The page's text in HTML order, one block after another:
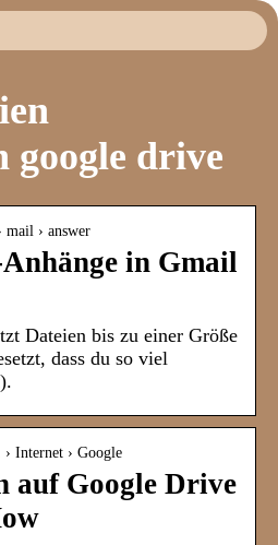
google drive
mail › answer
in Gmail
Dateien bis zu einer Größe
dass du so viel
Internet › Google
auf Google Drive